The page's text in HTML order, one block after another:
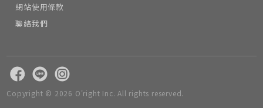
網站使用條款
聯絡我們
Copyright © 2026 O'right Inc. All rights reserved.